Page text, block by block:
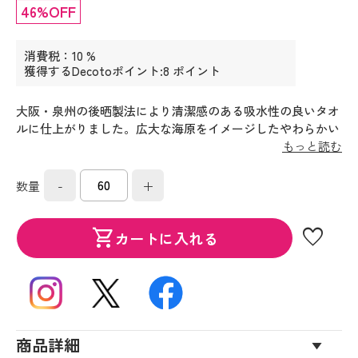
46%OFF
消費税：10 %
獲得するDecotoポイント:8 ポイント
大阪・泉州の後晒製法により清潔感のある吸水性の良いタオ
ルに仕上がりました。広大な海原をイメージしたやわらかい
もっと読む
数量 - +
shopping_cartカートに入れる favorite
商品詳細